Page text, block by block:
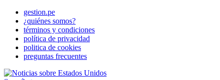
gestion.pe
¿quiénes somos?
términos y condiciones
política de privacidad
politica de cookies
preguntas frecuentes